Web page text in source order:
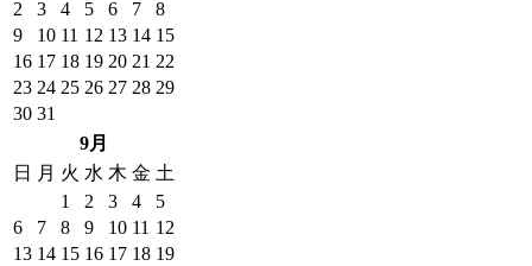
2
3 4 5 6 7
8
9
10 11 12 13 14 15
16 17 18 19 20 21 22
23 24 25 26 27 28 29
30 31
9月
日
月 火 水 木 金 土
1
2 3 4
5
6
7 8 9 10 11 12
13 14 15 16 17 18 19